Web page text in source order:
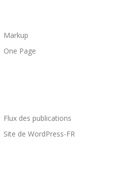
Markup
One Page
Flux des publications
Site de WordPress-FR